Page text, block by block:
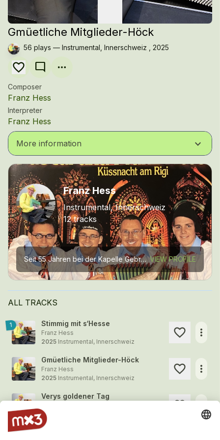
Gmüetliche Mitglieder-Höck
56 plays — Instrumental, Innerschweiz , 2025
mode_comment
Composer
Franz Hess
Interpreter
Franz Hess
More information keyboard_arrow_down
Franz Hess
Instrumental, Innerschweiz
12 tracks
Seit 55 Jahren bei der Kapelle Gebrüder Hess und bereits auch 30 Jahre mit Ländlerhess aktiv unterwegs, bedeutet für mich Volksmusik sehr viel und macht mir nach wie vor grossen Spass. Nebst... VIEW PROFILE
ALL TRACKS
1 Stimmig mit s‘Hesse
Franz Hess
2025 Instrumental, Innerschweiz
more_horiz
Gmüetliche Mitglieder-Höck
Franz Hess
2025 Instrumental, Innerschweiz
more_horiz
Verys goldener Tag
2024